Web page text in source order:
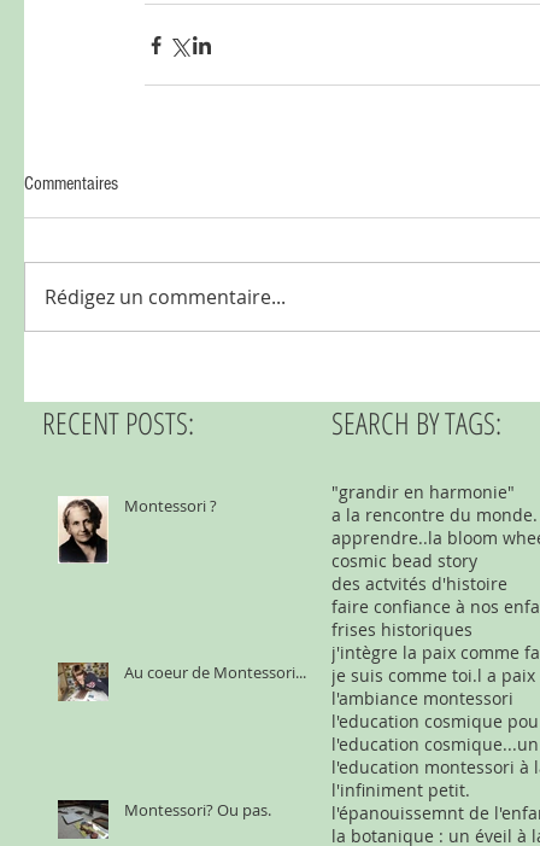
Commentaires
Rédigez un commentaire...
RECENT POSTS: SEARCH BY TAGS:
Montessori ?
Au coeur de Montessori...
Montessori? Ou pas.
"grandir en harmonie"
a la rencontre du monde.
apprendre..la bloom
cosmic bead story
des actvités d'histoire
faire confiance à nos
frises historiques
je suis comme toi.l a paix
l'ambiance montessori
l'infiniment petit.
l'épanouissemnt de